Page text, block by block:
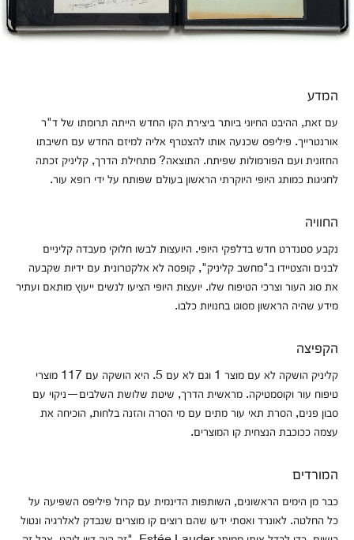
המדע
עם זאת, ההיבט החיוני ביותר ביצירת הקו החדש הייתה תרומתו של ד"ר
אורנטרייך. פיליפס שכנעה אותו להצטרף אליה למיזם החדש עם חשיבתו
החזונית ועם הפורמולות שפיתח. התוצאה? מתחילת הדרך, קליניק זכתה
לחגיגות כמותג היופי היוקרתי הראשון בעולם שפותח על ידי רופא עור.
החוויה
נקבע סטנדרט חדש בדלפקי היופי. היועצות לבשו חלוקי מעבדה קליניים
לבנים והצטיידו ב"מחשב קליניק", קופסה לא אלקטרונית עם ידיות שקבעה
את סוג העור וצרכי הטיפוח שלו. יועצות היופי הציעו לנשים ייעוץ מותאם ועתיר
מידע שהיה הראשון מסוגו בחנויות כלבו.
הקפיצה
קליניק הושקה לא עם מוצר 1 וגם לא עם 5. היא הושקה עם 117 מוצרי
טיפוח עור וקוסמטיקה. מראשית הדרך, שיטת שלושת השלבים—ניקוי עם
סבון פנים, הסרת תאי עור מתים עם מי הסרה והזנה בלחות, הוכיחה את
עצמה ככוכבת הנצחית קו המוצרים.
המורדים
כבר מן הימים הראשונים, השותפות הדינמית עם קרול פיליפס השפיעה על
כל החלטה. לאונרד ואסתי ידעו שהם רוצים קו מוצרים שנבדק לאלרגיה ונטול